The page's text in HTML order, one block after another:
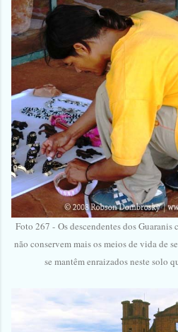
Foto 267 - Os descendentes dos
não conservem mais os meios de vida de
se mantêm enraizados neste solo